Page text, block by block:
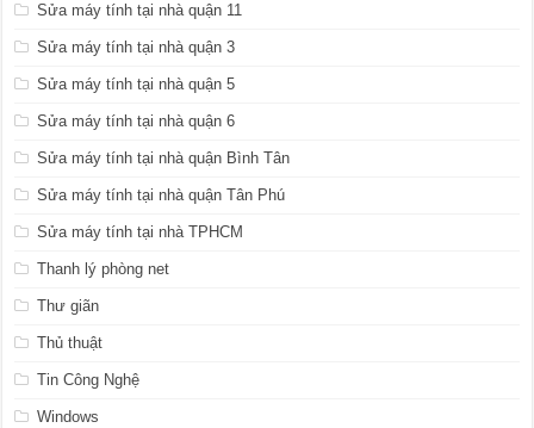
Sửa máy tính tại nhà quận 11
Sửa máy tính tại nhà quận 3
Sửa máy tính tại nhà quận 5
Sửa máy tính tại nhà quận 6
Sửa máy tính tại nhà quận Bình Tân
Sửa máy tính tại nhà quận Tân Phú
Sửa máy tính tại nhà TPHCM
Thanh lý phòng net
Thư giãn
Thủ thuật
Tin Công Nghệ
Windows